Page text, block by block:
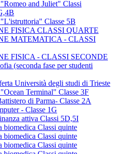
and Juliet" Classi
Classe 5B
FISICA CLASSI QUARTE
MATEMATICA - CLASSI
FISICA - CLASSI SECONDE
(seconda fase per studenti
Università degli studi di Trieste
Terminal" Classe 3F
di Parma- Classe 2A
- Classe 1G
attiva Classi 5D,5I
biomedica Classi quinte
biomedica Classi quinte
biomedica Classi quinte